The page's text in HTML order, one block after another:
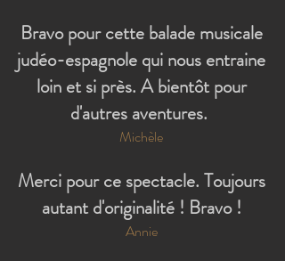
Bravo pour cette balade musicale
judéo-espagnole qui nous entraine
loin et si près. A bientôt pour
d'autres aventures.
Michèle
Merci pour ce spectacle. Toujours
autant d'originalité ! Bravo !
Annie